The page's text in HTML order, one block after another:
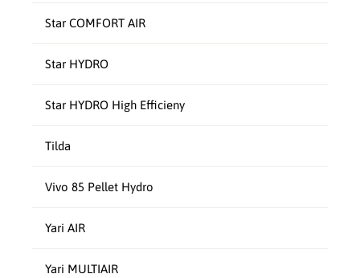
Star COMFORT AIR
Star HYDRO
Star HYDRO High Efficieny
Tilda
Vivo 85 Pellet Hydro
Yari AIR
Yari MULTIAIR